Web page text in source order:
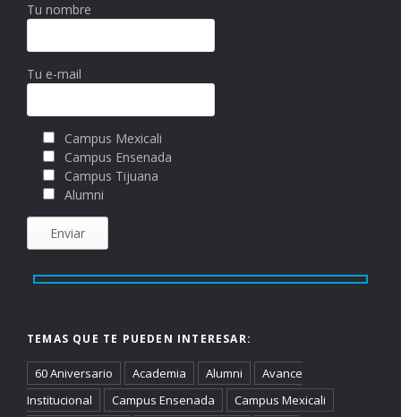
Tu nombre
Tu e-mail
Campus Mexicali
Campus Ensenada
Campus Tijuana
Alumni
TEMAS QUE TE PUEDEN INTERESAR:
60 Aniversario Academia Alumni
Avance
Institucional
Campus Ensenada
Campus Mexicali